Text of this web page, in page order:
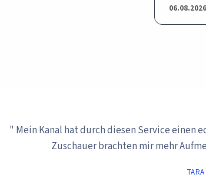
06.08.2026
" Anfangs war ich unsicher, ob dieser
Zuschauer halfen, meine
ADIN